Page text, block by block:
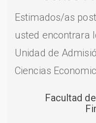
Estimados/as
usted encontrara
Unidad de
Ciencias
Facultad